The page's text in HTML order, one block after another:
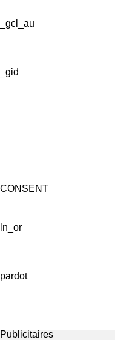
_gcl_au
_gid
CONSENT
ln_or
pardot
Publicitaires